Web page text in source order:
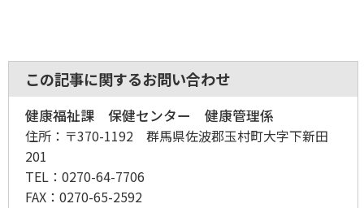
この記事に関するお問い合わせ
健康福祉課 保健センター 健康管理係
住所： 〒370-1192 群馬県佐波郡玉村町大字下新田
201
TEL： 0270-64-7706
FAX： 0270-65-2592